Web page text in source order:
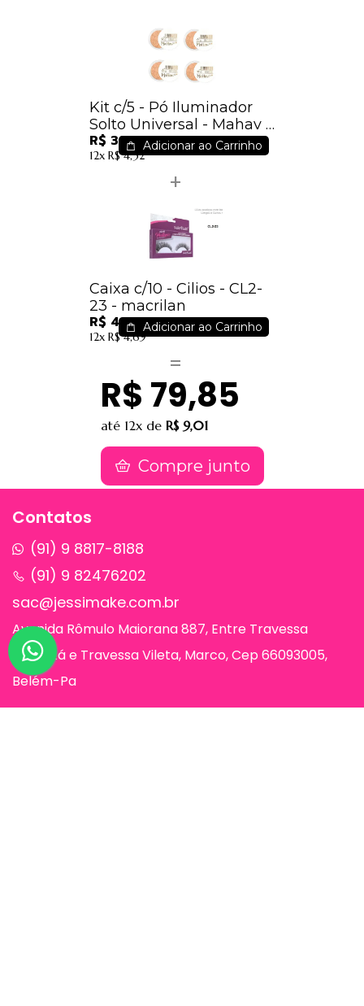
Kit c/5 - Pó Iluminador
Solto Universal - Mahav -
ILU-MV / 7,65
R$ 38,25
12x R$ 4,32
Adicionar ao Carrinho
Caixa c/10 - Cilios - CL2-
23 - macrilan
R$ 41,60
12x R$ 4,69
Adicionar ao Carrinho
R$ 79,85
até 12x de R$ 9,01
Compre junto
Contatos
(91) 9 8817-8188
(91) 9 82476202
sac@jessimake.com.br
Avenida Rômulo Maiorana 887, Entre Travessa
Humaitá e Travessa Vileta, Marco, Cep 66093005,
Belém-Pa